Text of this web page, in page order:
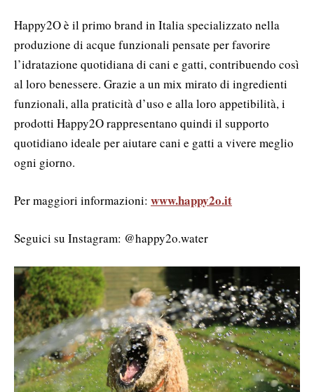
Happy2O è il primo brand in Italia specializzato nella
produzione di acque funzionali pensate per favorire
l’idratazione quotidiana di cani e gatti, contribuendo così
al loro benessere. Grazie a un mix mirato di ingredienti
funzionali, alla praticità d’uso e alla loro appetibilità, i
prodotti Happy2O rappresentano quindi il supporto
quotidiano ideale per aiutare cani e gatti a vivere meglio
ogni giorno.
Per maggiori informazioni: www.happy2o.it
Seguici su Instagram: @happy2o.water